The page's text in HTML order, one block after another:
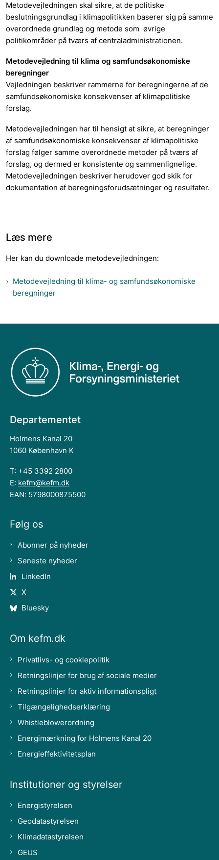
Metodevejledningen skal sikre, at de politiske
beslutningsgrundlag i klimapolitikken baserer sig på samme
overordnede grundlag og metode som øvrige
politikområder på tværs af centraladministrationen.
Metodevejledning til klima og samfundsøkonomiske
beregninger
Vejledningen beskriver rammerne for beregningerne af de
samfundsøkonomiske konsekvenser af klimapolitiske
forslag.
Metodevejledningen har til hensigt at sikre, at beregninger
af samfundsøkonomiske konsekvenser af klimapolitiske
forslag følger samme overordnede metoder på tværs af
forslag, og dermed er konsistente og sammenlignelige.
Metodevejledningen beskriver herudover god skik for
dokumentation af beregningsforudsætninger og resultater.
Læs mere
Her kan du downloade metodevejledningen:
Metodevejledning til klima- og samfundsøkonomiske
beregninger
Departementet
Holmens Kanal 20
1060 København K
T: +45 3392 2800
E: kefm@kefm.dk
EAN: 5798000875500
Følg os
Abonner på nyheder
Seneste nyheder
LinkedIn
X
Bluesky
Om kefm.dk
Privatlivs- og cookiepolitik
Retningslinjer for brug af sociale medier
Retningslinjer for aktiv informationspligt
Tilgængelighedserklæring
Whistleblowerordning
Energimærkning for Holmens Kanal 20
Energieffektivitetsplan
Institutioner og styrelser
Energistyrelsen
Geodatastyrelsen
Klimadatastyrelsen
GEUS